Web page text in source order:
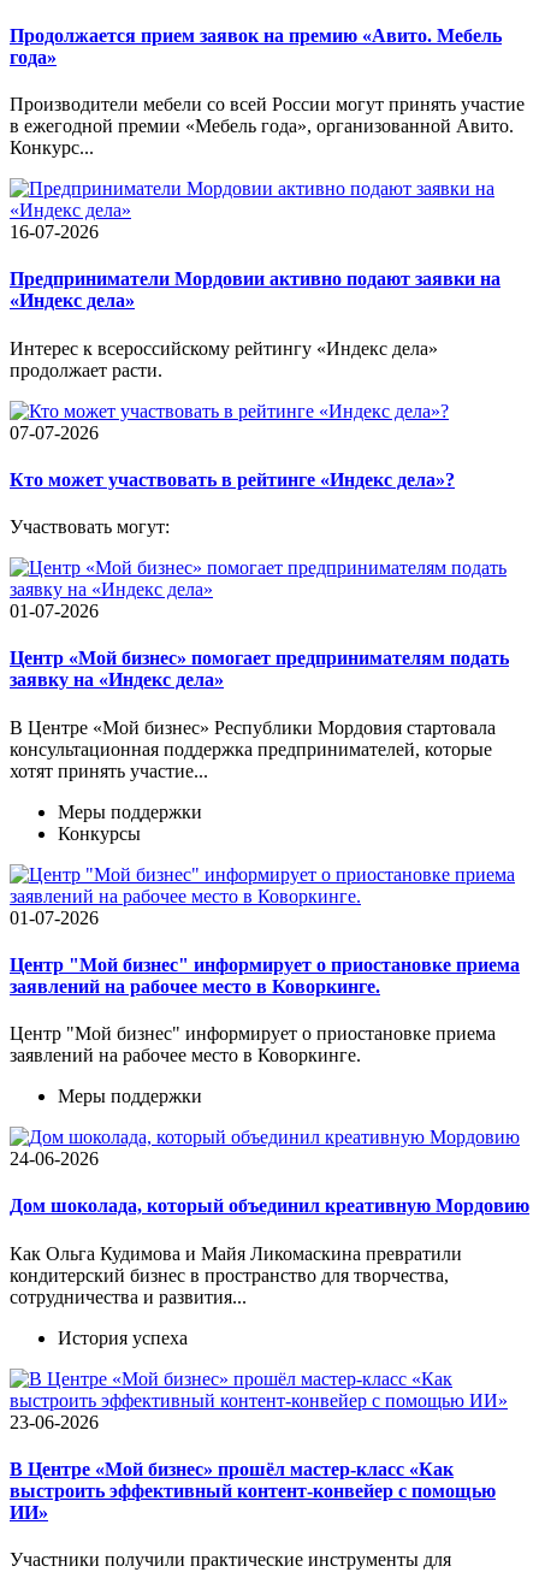
Продолжается прием заявок на премию «Авито. Мебель
года»
Производители мебели со всей России могут принять участие
в ежегодной премии «Мебель года», организованной Авито.
Конкурс...
16-07-2026
Предприниматели Мордовии активно подают заявки на
«Индекс дела»
Интерес к всероссийскому рейтингу «Индекс дела»
продолжает расти.
07-07-2026
Кто может участвовать в рейтинге «Индекс дела»?
Участвовать могут:
01-07-2026
Центр «Мой бизнес» помогает предпринимателям подать
заявку на «Индекс дела»
В Центре «Мой бизнес» Республики Мордовия стартовала
консультационная поддержка предпринимателей, которые
хотят принять участие...
Меры поддержки
Конкурсы
01-07-2026
Центр "Мой бизнес" информирует о приостановке приема
заявлений на рабочее место в Коворкинге.
Центр "Мой бизнес" информирует о приостановке приема
заявлений на рабочее место в Коворкинге.
Меры поддержки
24-06-2026
Дом шоколада, который объединил креативную Мордовию
Как Ольга Кудимова и Майя Ликомаскина превратили
кондитерский бизнес в пространство для творчества,
сотрудничества и развития...
История успеха
23-06-2026
В Центре «Мой бизнес» прошёл мастер-класс «Как
выстроить эффективный контент-конвейер с помощью
ИИ»
Участники получили практические инструменты для